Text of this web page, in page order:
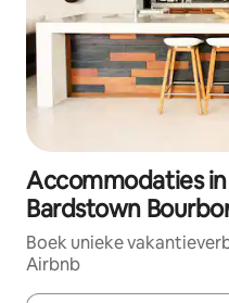
Accommodaties
Bardstown
Boek unieke
Airbnb